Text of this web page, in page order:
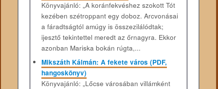
Könyvajánló: „A koránfekvéshez szokott Tót
kezében szétroppant egy doboz. Arcvonásai
a fáradtságtól amúgy is összezilálódtak;
ijesztő tekintettel meredt az őrnagyra. Ekkor
azonban Mariska bokán rúgta,...
Mikszáth Kálmán: A fekete város (PDF,
hangoskönyv)
Könyvajánló: „Lőcse városában villámként